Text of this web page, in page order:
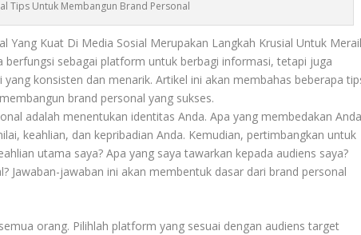
Tips Untuk Membangun Brand Personal
Yang Kuat Di Media Sosial Merupakan Langkah Krusial Untuk
berfungsi sebagai platform untuk berbagi informasi, tetapi juga
konsisten dan menarik. Artikel ini akan membahas beberapa
brand personal yang sukses.
adalah menentukan identitas Anda. Apa yang membedakan
keahlian, dan kepribadian Anda. Kemudian, pertimbangkan untuk
utama saya? Apa yang saya tawarkan kepada audiens saya?
Jawaban-jawaban ini akan membentuk dasar dari brand personal
orang. Pilihlah platform yang sesuai dengan audiens target